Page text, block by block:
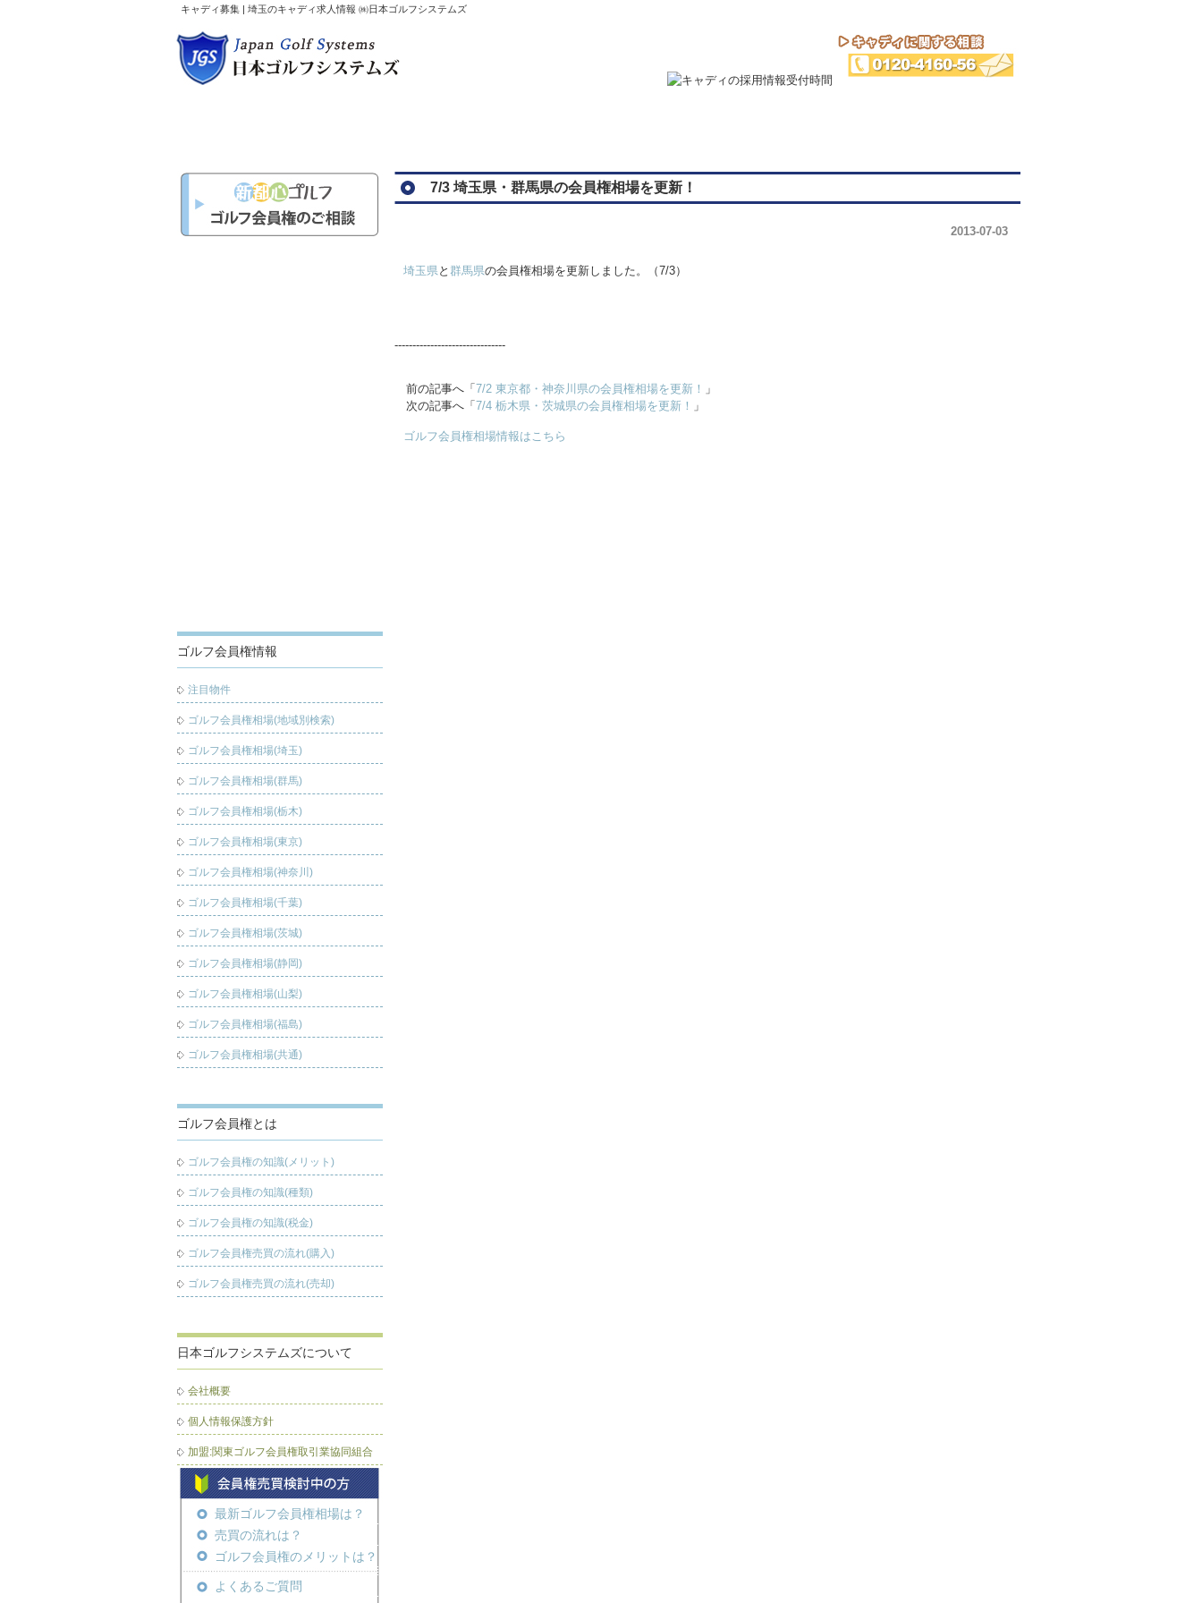
キャディ募集 | 埼玉のキャディ求人情報 ㈱日本ゴルフシステムズ
7/3 埼玉県・群馬県の会員権相場を更新！
2013-07-03
埼玉県と 群馬県の会員権相場を更新しました。（7/3）
-------------------------------
前の記事へ「 7/2 東京都・神奈川県の会員権相場を更新！
」
次の記事へ「 7/4 栃木県・茨城県の会員権相場を更新！ 」
ゴルフ会員権相場情報はこちら
ゴルフ会員権情報
注目物件
ゴルフ会員権相場(地域別検索)
ゴルフ会員権相場(埼玉)
ゴルフ会員権相場(群馬)
ゴルフ会員権相場(栃木)
ゴルフ会員権相場(東京)
ゴルフ会員権相場(神奈川)
ゴルフ会員権相場(千葉)
ゴルフ会員権相場(茨城)
ゴルフ会員権相場(静岡)
ゴルフ会員権相場(山梨)
ゴルフ会員権相場(福島)
ゴルフ会員権相場(共通)
ゴルフ会員権とは
ゴルフ会員権の知識(メリット)
ゴルフ会員権の知識(種類)
ゴルフ会員権の知識(税金)
ゴルフ会員権売買の流れ(購入)
ゴルフ会員権売買の流れ(売却)
日本ゴルフシステムズについて
会社概要
個人情報保護方針
加盟:関東ゴルフ会員権取引業協同組合
最新ゴルフ会員権相場は？
売買の流れは？
ゴルフ会員権のメリットは？
よくあるご質問